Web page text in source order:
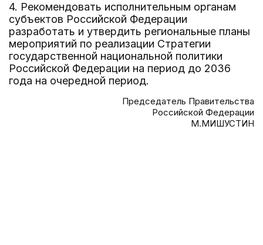
4. Рекомендовать исполнительным органам
субъектов Российской Федерации
разработать и утвердить региональные планы
мероприятий по реализации Стратегии
государственной национальной политики
Российской Федерации на период до 2036
года на очередной период.
Председатель Правительства
Российской Федерации
М.МИШУСТИН